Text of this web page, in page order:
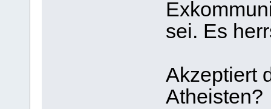
sei. Es
Akzeptiert
Atheisten?